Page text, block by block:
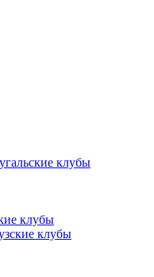
клубы
клубы
клубы